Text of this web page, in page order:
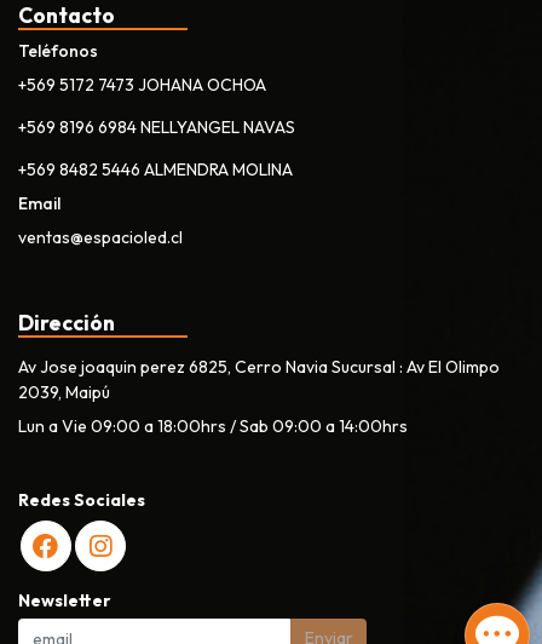
Contacto
Teléfonos
+569 5172 7473 JOHANA OCHOA
+569 8196 6984 NELLYANGEL NAVAS
+569 8482 5446 ALMENDRA MOLINA
Email
ventas@espacioled.cl
Dirección
Av Jose joaquin perez 6825, Cerro Navia Sucursal : Av El Olimpo
2039, Maipú
Lun a Vie 09:00 a 18:00hrs / Sab 09:00 a 14:00hrs
Redes Sociales
Newsletter
Enviar